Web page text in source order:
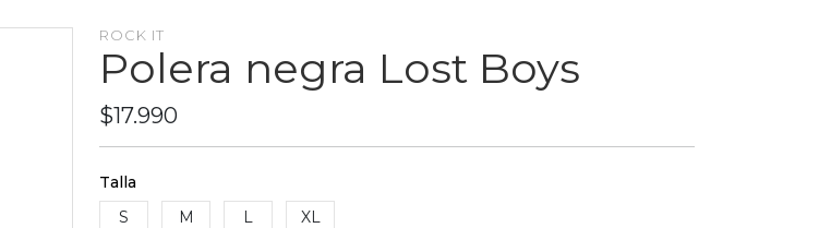
ROCK IT
Polera negra Lost Boys
$17.990
Talla
S
M L XL